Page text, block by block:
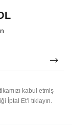
kabul etmiş
İptal Et’i tıklayın.